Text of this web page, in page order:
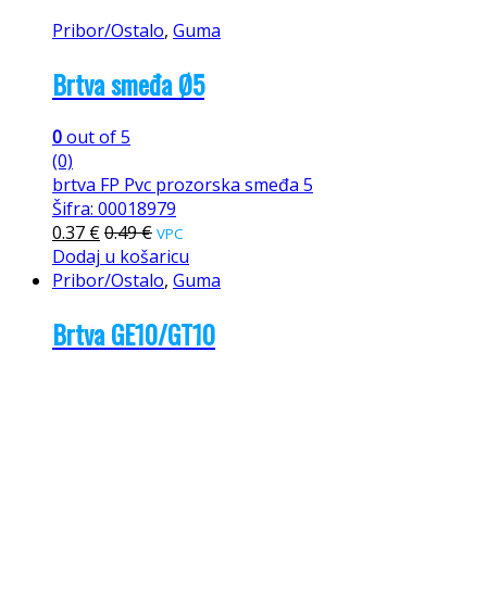
Pribor/Ostalo, Guma
Brtva smeđa Ø5
0out of 5
(0)
brtva FP Pvc prozorska smeđa 5
Šifra: 00018979
0.37 €0.49€ VPC
Dodaj u košaricu
Pribor/Ostalo, Guma
Brtva GE10/GT10